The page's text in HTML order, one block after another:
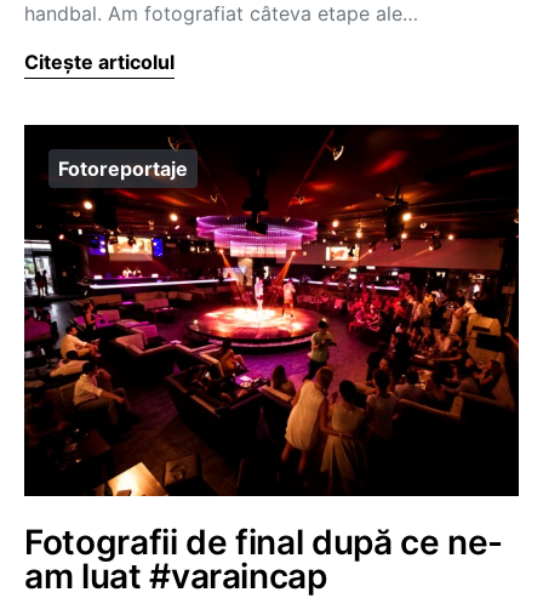
handbal. Am fotografiat câteva etape ale…
Citește articolul
Fotoreportaje
Fotografii de final după ce ne-
am luat #varaincap